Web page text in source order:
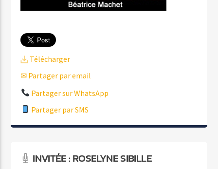
Télécharger
✉ Partager par email
Partager sur WhatsApp
Partager par SMS
INVITÉE : ROSELYNE SIBILLE